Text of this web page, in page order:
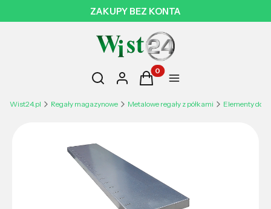
ZAKUPY BEZ KONTA
Otwórz wyszukiwarkę
Szukaj Zaloguj sięProdukty w koszyku: 0.
KoszykMenu
Wist24.pl Regały magazynowe Metalowe regały z półkami Elementy do